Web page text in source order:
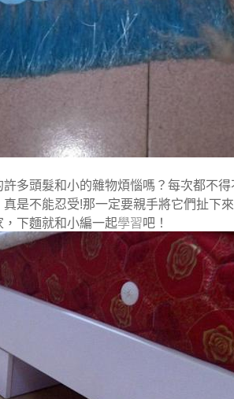
多頭髮和小的雜物煩惱嗎？每次都不
是不能忍受!那一定要親手將它們扯下
下麵就和小編一起學習吧！